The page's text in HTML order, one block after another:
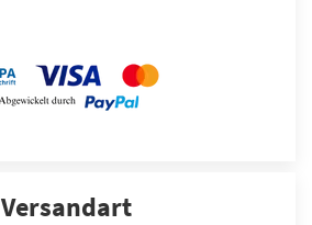
Versandart